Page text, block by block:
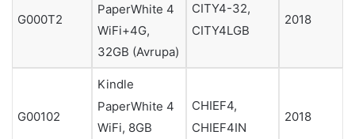
G000T2
PaperWhite 4
WiFi+4G,
32GB (Avrupa)
CITY4-32,
CITY4LGB
2018
G00102
Kindle
PaperWhite 4
WiFi, 8GB
CHIEF4,
CHIEF4IN
2018